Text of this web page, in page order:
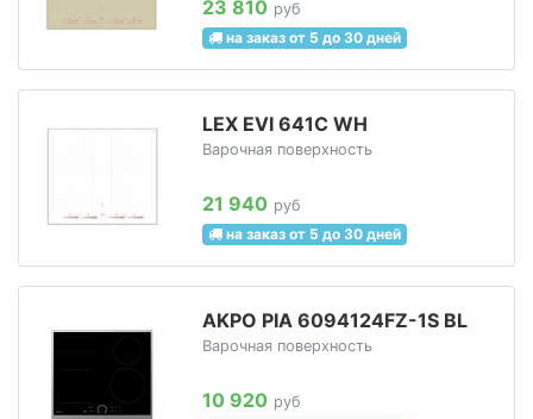
23 810 руб
на заказ от 5 до 30 дней
LEX EVI 641С WH
Варочная поверхность
21 940 руб
на заказ от 5 до 30 дней
AKPO PIA 6094124FZ-1S BL
Варочная поверхность
10 920 руб